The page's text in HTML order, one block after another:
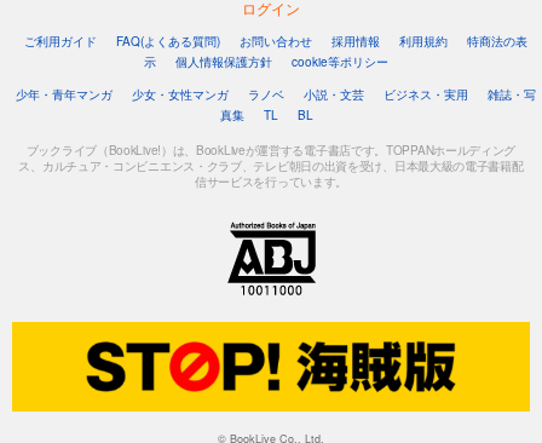
ログイン
ご利用ガイド FAQ(よくある質問) お問い合わせ 採用情報 利用規約
特商法の表
示
個人情報保護方針
cookie等ポリシー
少年・青年マンガ
少女・女性マンガ ラノベ 小説・文芸 ビジネス・実用
雑誌・写
真集
TL BL
ブックライブ（BookLive!）は、BookLiveが運営する電子書店です。TOPPANホールディング
ス、カルチュア・コンビニエンス・クラブ、テレビ朝日の出資を受け、日本最大級の電子書籍配
信サービスを行っています。
© BookLive Co., Ltd.